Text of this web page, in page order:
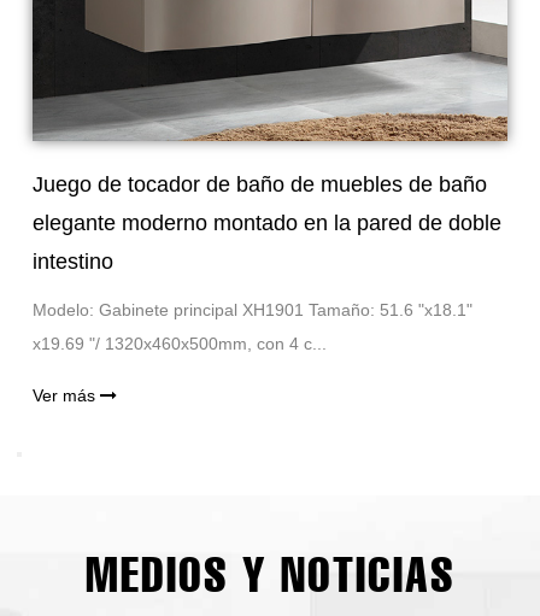
Juego de tocador de baño de muebles de baño
elegante moderno montado en la pared de doble
intestino
Modelo: Gabinete principal XH1901 Tamaño: 51.6 "x18.1"
x19.69 "/ 1320x460x500mm, con 4 c...
Ver más
MEDIOS Y NOTICIAS